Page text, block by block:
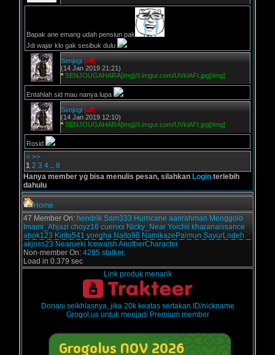
Bapak ane emang udah pensiun pak
Jdi wajar klo gak sesibuk dulu
Senjogi [off]
(14 Jan 2019 21:21)
* SENJOUGAHARA[img]//i.imgur.com/UVklAFt.jpg[/img]
Entahlah sid mau nanya lupa
Senjogi [off]
(14 Jan 2019 12:10)
* SENJOUGAHARA[img]//i.imgur.com/UVklAFt.jpg[/img]
Rosid
> >>
1 2 3 4 .. 8
Hanya member yg bisa menulis pesan, silahkan Login terlebih
dahulu
Home
47 Member On: hendrik Sam333 Hurricane aanrahman Menggolo
Imami_Ahjazi choyz16 cuenxx Nicky_Near Yoichii kharanaissance
abok123 Kirito541 yoegha Naito98 NamikazePaimun SayurLodeh
akjoss23 Nearueki Icewalsh AnotherCharacter
Non-member On: 4285 stalker.
Load in 0.379 sec
Link produk menarik
Donasi seikhlasnya, jika 20k keatas sertakan ID/nickname
Grogol.us untuk menjadi Premium member